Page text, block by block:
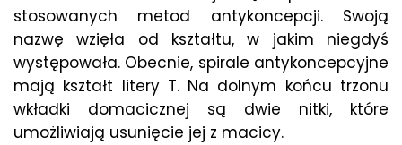
stosowanych metod antykoncepcji. Swoją
nazwę wzięła od kształtu, w jakim niegdyś
występowała. Obecnie, spirale antykoncepcyjne
mają kształt litery T. Na dolnym końcu trzonu
wkładki domacicznej są dwie nitki, które
umożliwiają usunięcie jej z macicy.